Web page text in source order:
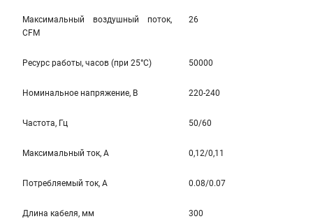
Максимальный воздушный поток,
CFM
26
Ресурс работы, часов (при 25°C) 50000
Номинальное напряжение, В 220-240
Частота, Гц 50/60
Максимальный ток, А 0,12/0,11
Потребляемый ток, А 0.08/0.07
Длина кабеля, мм 300